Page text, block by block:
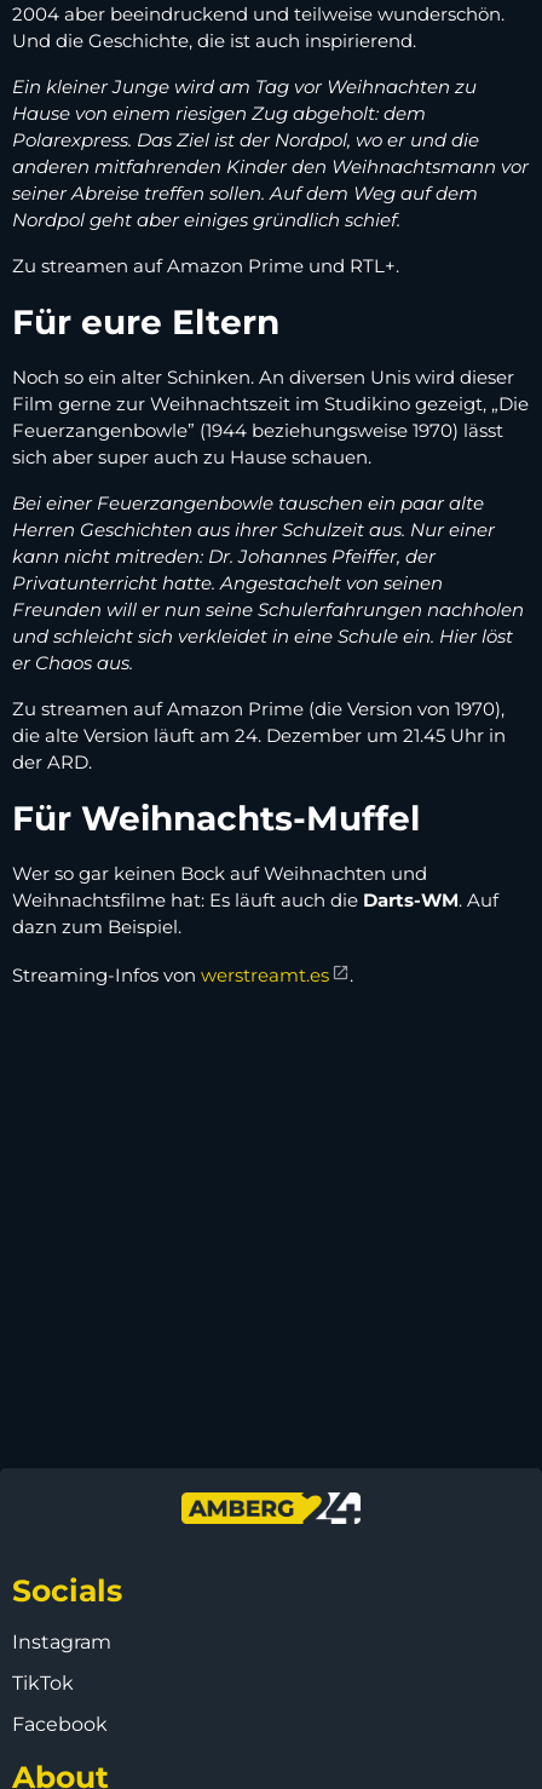
2004 aber beeindruckend und teilweise wunderschön.
Und die Geschichte, die ist auch inspirierend.
Ein kleiner Junge wird am Tag vor Weihnachten zu
Hause von einem riesigen Zug abgeholt: dem
Polarexpress. Das Ziel ist der Nordpol, wo er und die
anderen mitfahrenden Kinder den Weihnachtsmann vor
seiner Abreise treffen sollen. Auf dem Weg auf dem
Nordpol geht aber einiges gründlich schief.
Zu streamen auf Amazon Prime und RTL+.
Für eure Eltern
Noch so ein alter Schinken. An diversen Unis wird dieser
Film gerne zur Weihnachtszeit im Studikino gezeigt, „Die
Feuerzangenbowle” (1944 beziehungsweise 1970) lässt
sich aber super auch zu Hause schauen.
Bei einer Feuerzangenbowle tauschen ein paar alte
Herren Geschichten aus ihrer Schulzeit aus. Nur einer
kann nicht mitreden: Dr. Johannes Pfeiffer, der
Privatunterricht hatte. Angestachelt von seinen
Freunden will er nun seine Schulerfahrungen nachholen
und schleicht sich verkleidet in eine Schule ein. Hier löst
er Chaos aus.
Zu streamen auf Amazon Prime (die Version von 1970),
die alte Version läuft am 24. Dezember um 21.45 Uhr in
der ARD.
Für Weihnachts-Muffel
Wer so gar keinen Bock auf Weihnachten und
Weihnachtsfilme hat: Es läuft auch die Darts-WM. Auf
dazn zum Beispiel.
Streaming-Infos von werstreamt.es .
Socials
Instagram
TikTok
Facebook
About